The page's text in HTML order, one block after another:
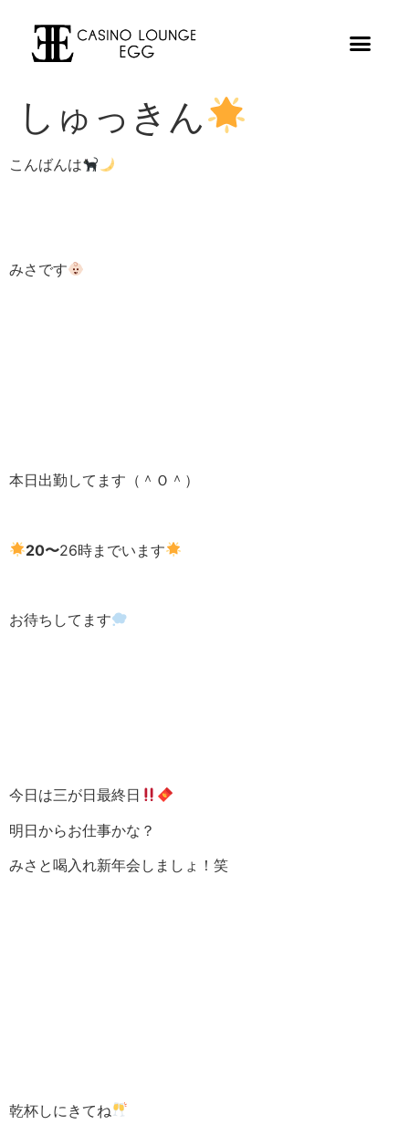
しゅっきん
こんばんは
みさです
本日出勤してます（＾Ｏ＾）
20〜26時までいます
お待ちしてます
今日は三が日最終日
明日からお仕事かな？
みさと喝入れ新年会しましょ！笑
乾杯しにきてね